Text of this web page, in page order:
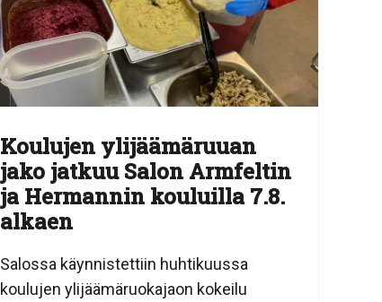
Koulujen ylijäämäruuan
jako jatkuu Salon Armfeltin
ja Hermannin kouluilla 7.8.
alkaen
Salossa käynnistettiin huhtikuussa
koulujen ylijäämäruokajaon kokeilu